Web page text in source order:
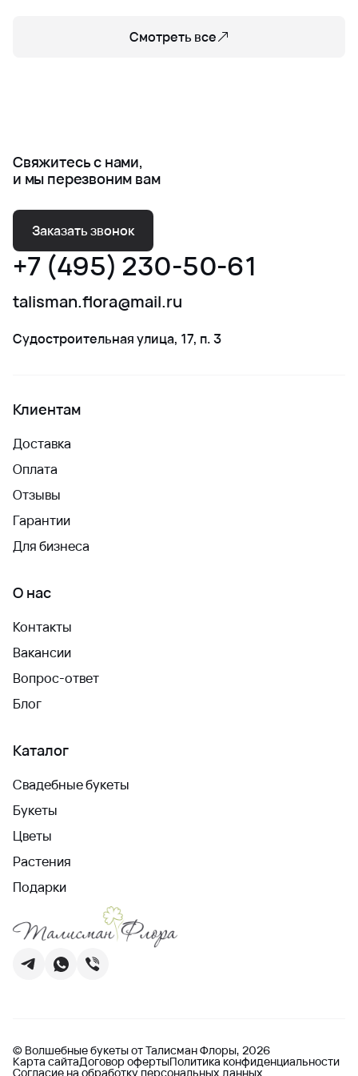
Смотреть все
Свяжитесь с нами,
и мы перезвоним вам
Заказать звонок
+7 (495) 230-50-61
talisman.flora@mail.ru
Судостроительная улица, 17, п. 3
Клиентам
Доставка
Оплата
Отзывы
Гарантии
Для бизнеса
О нас
Контакты
Вакансии
Вопрос-ответ
Блог
Каталог
Свадебные букеты
Букеты
Цветы
Растения
Подарки
© Волшебные букеты от Талисман Флоры, 2026
Карта сайтаДоговор офертыПолитика конфиденциальности
Согласие на обработку персональных данных